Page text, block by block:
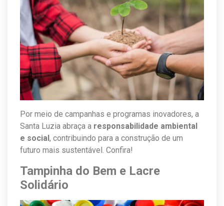
Por meio de campanhas e programas inovadores, a
Santa Luzia abraça a responsabilidade ambiental
e social , contribuindo para a construção de um
futuro mais sustentável. Confira!
Tampinha do Bem e Lacre
Solidário